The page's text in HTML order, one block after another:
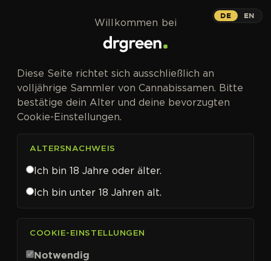
DNA Genetics
DE EN
Willkommen bei
Diese Seite richtet sich ausschließlich an
volljährige Sammler von Cannabissamen. Bitte
bestätige dein Alter und deine bevorzugten
Cookie-Einstellungen.
ALTERSNACHWEIS
Ich bin 18 Jahre oder älter.
Ich bin unter 18 Jahren alt.
COOKIE-EINSTELLUNGEN
Notwendig